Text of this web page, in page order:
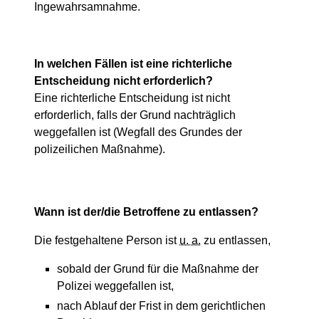
Ingewahrsamnahme.
In welchen Fällen ist eine richterliche
Entscheidung nicht erforderlich?
Eine richterliche Entscheidung ist nicht
erforderlich, falls der Grund nachträglich
weggefallen ist (Wegfall des Grundes der
polizeilichen Maßnahme).
Wann ist der/die Betroffene zu entlassen?
Die festgehaltene Person ist u. a. zu entlassen,
sobald der Grund für die Maßnahme der
Polizei weggefallen ist,
nach Ablauf der Frist in dem gerichtlichen